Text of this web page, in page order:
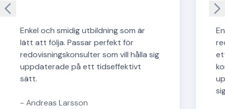
Enkel och smidig utbildning som är
lätt att följa. Passar perfekt för
redovisningskonsulter som vill hålla sig
uppdaterade på ett tidseffektivt
sätt.
- Andreas Larsson
Arrow left